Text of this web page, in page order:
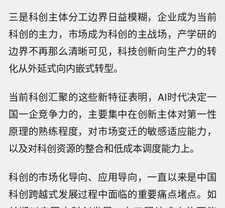
三是科创主体分工边界日益模糊，企业成为当前
科创的主力，市场成为科创的主战场，产学研的
边界不再那么清晰可见，科技创新向生产力的转
化从外延式向内嵌式转型。
当前科创汇聚的这些新特征表明，AI时代决定一
国一企竞争力的，主要集中在创新主体对第一性
原理的熟练程度，对市场变迁的敏感适应能力，
以及对科创资源的整合和低成本调度能力上。
科创的市场化导向、应用导向，一直以来是中国
科创跨越式发展过程中面临的重要痛点堵点。如